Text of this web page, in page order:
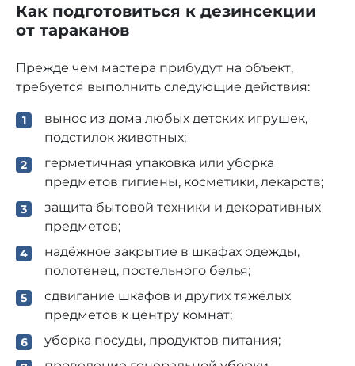
Как подготовиться к дезинсекции
от тараканов
Прежде чем мастера прибудут на объект,
требуется выполнить следующие действия:
вынос из дома любых детских игрушек,
подстилок животных;
герметичная упаковка или уборка
предметов гигиены, косметики, лекарств;
защита бытовой техники и декоративных
предметов;
надёжное закрытие в шкафах одежды,
полотенец, постельного белья;
сдвигание шкафов и других тяжёлых
предметов к центру комнат;
уборка посуды, продуктов питания;